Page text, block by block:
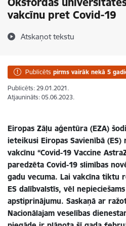
vakcīnu pret Covid-19
Atskaņot tekstu
Publicēts pirms vairāk nekā 5
Publicēts: 29.01.2021.
Atjaunināts: 05.06.2023.
Eiropas Zāļu aģentūra (EZA)
ieteikusi Eiropas Savienībā
vakcīnu “Covid-19 Vaccine
paredzēta Covid-19 slimības
gadu vecuma. Lai vakcīna tiktu
ES dalībvalstīs, vēl
apstiprinājumu. Saskaņā ar
Nacionālajam veselības